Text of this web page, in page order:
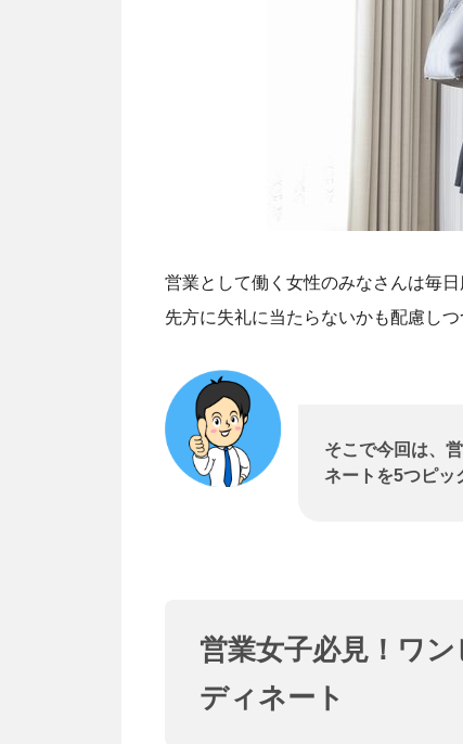
営業として働く女性のみなさんは毎
先方に失礼に当たらないかも配慮し
そこで今回は、
ネートを5つピッ
営業女子必見！ワ
ディネート